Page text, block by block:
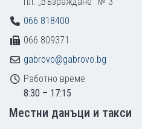
066 818400
066 809371
gabrovo@gabrovo.bg
Работно време
8:30 – 17:15
Местни данъци и такси